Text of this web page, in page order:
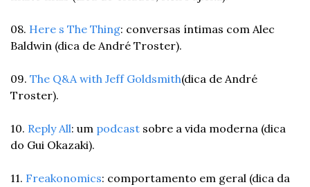
08. Here s The Thing: conversas íntimas com Alec
Baldwin (dica de André Troster).
09. The Q&A with Jeff Goldsmith(dica de André
Troster).
10. Reply All: um podcast sobre a vida moderna (dica
do Gui Okazaki).
11. Freakonomics: comportamento em geral (dica da